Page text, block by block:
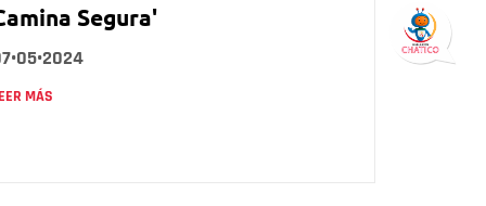
Segura'
MÁS